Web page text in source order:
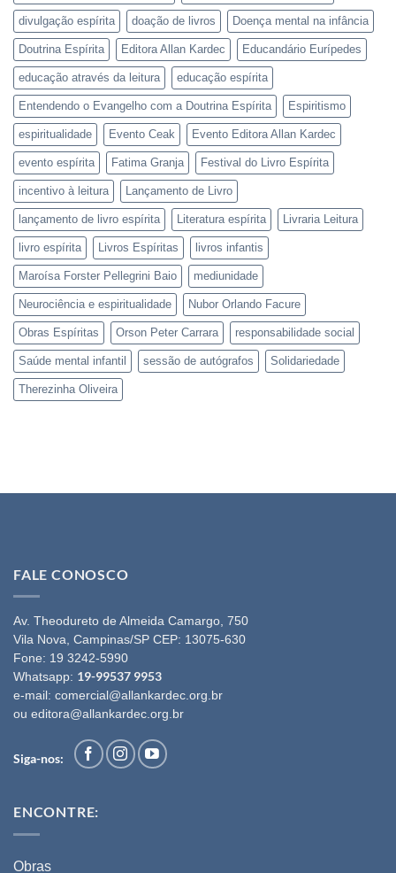
divulgação espírita doação de livros Doença mental na infância
Doutrina Espírita Editora Allan Kardec Educandário Eurípedes
educação através da leitura educação espírita
Entendendo o Evangelho com a Doutrina Espírita Espiritismo
espiritualidade Evento Ceak Evento Editora Allan Kardec
evento espírita Fatima Granja Festival do Livro Espírita
incentivo à leitura Lançamento de Livro
lançamento de livro espírita Literatura espírita Livraria Leitura
livro espírita Livros Espíritas livros infantis
Maroísa Forster Pellegrini Baio mediunidade
Neurociência e espiritualidade Nubor Orlando Facure
Obras Espíritas Orson Peter Carrara responsabilidade social
Saúde mental infantil sessão de autógrafos Solidariedade
Therezinha Oliveira
FALE CONOSCO
Av. Theodureto de Almeida Camargo, 750
Vila Nova, Campinas/SP CEP: 13075-630
Fone: 19 3242-5990
Whatsapp: 19-99537 9953
e-mail: comercial@allankardec.org.br
ou editora@allankardec.org.br
Siga-nos:
ENCONTRE:
Obras